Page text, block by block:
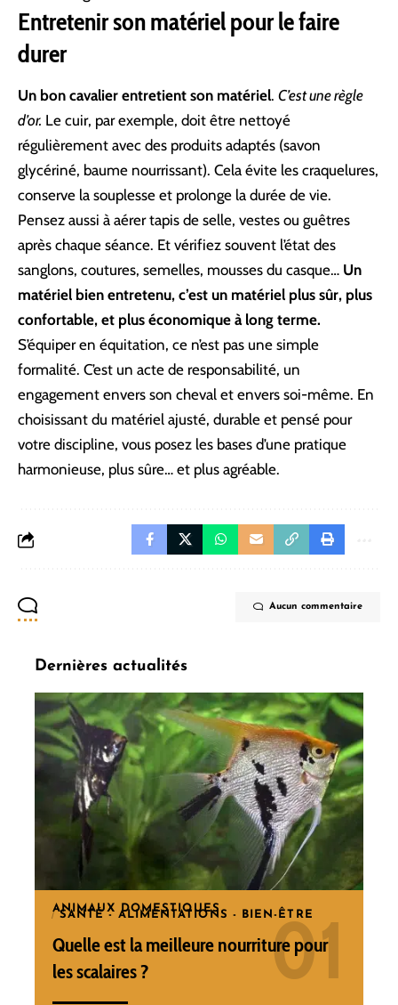
Entretenir son matériel pour le faire
durer
Un bon cavalier entretient son matériel. C’est une règle
d’or. Le cuir, par exemple, doit être nettoyé
régulièrement avec des produits adaptés (savon
glycériné, baume nourrissant). Cela évite les craquelures,
conserve la souplesse et prolonge la durée de vie.
Pensez aussi à aérer tapis de selle, vestes ou guêtres
après chaque séance. Et vérifiez souvent l’état des
sanglons, coutures, semelles, mousses du casque… Un
matériel bien entretenu, c’est un matériel plus sûr, plus
confortable, et plus économique à long terme.
S’équiper en équitation, ce n’est pas une simple
formalité. C’est un acte de responsabilité, un
engagement envers son cheval et envers soi-même. En
choisissant du matériel ajusté, durable et pensé pour
votre discipline, vous posez les bases d’une pratique
harmonieuse, plus sûre… et plus agréable.
Aucun commentaire
Dernières actualités
ANIMAUX DOMESTIQUES
SANTÉ - ALIMENTATIONS - BIEN-ÊTRE
Quelle est la meilleure nourriture pour
les scalaires ?